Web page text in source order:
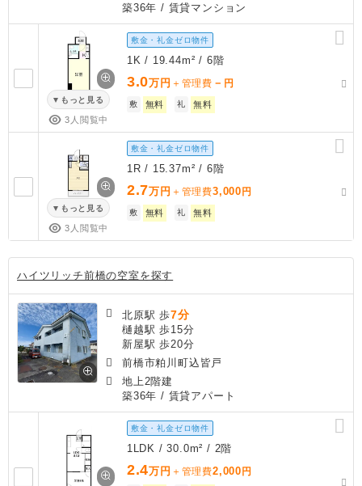
築36年 / 賃貸マンション
もっと見る
3人閲覧中
敷金・礼金ゼロ物件
1K / 19.44m² / 6階
3.0万円 ＋管理費 － 円
敷 無料 礼 無料
もっと見る
3人閲覧中
敷金・礼金ゼロ物件
1R / 15.37m² / 6階
2.7万円 ＋管理費3,000 円
敷 無料 礼 無料
ハイツリッチ前橋の空室を探す
北原駅 歩7分
樋越駅 歩15分
新屋駅 歩20分
前橋市粕川町込皆戸
地上2階建
築36年 / 賃貸アパート
敷金・礼金ゼロ物件
1LDK / 30.0m² / 2階
2.4万円 ＋管理費2,000 円